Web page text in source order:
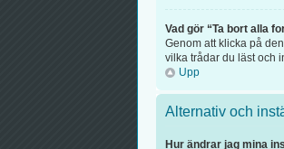
Vad gör “Ta bort alla
Genom att klicka på
vilka trådar du läst och
Upp
Alternativ och
Hur ändrar jag mina